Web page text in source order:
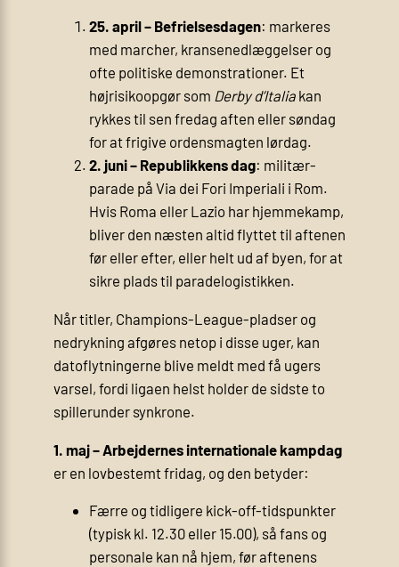
25. april – Befrielsesdagen: markeres
med marcher, kranse­nedlæggelser og
ofte politiske demonstrationer. Et
højrisiko­opgør som Derby d’Italiakan
rykkes til sen fredag aften eller søndag
for at frigive ordens­magten lørdag.
2. juni – Republikkens dag: militær­
parade på Via dei Fori Imperiali i Rom.
Hvis Roma eller Lazio har hjemmekamp,
bliver den næsten altid flyttet til aftenen
før eller efter, eller helt ud af byen, for at
sikre plads til parade­logistikken.
Når titler, Champions-League-pladser og
nedrykning afgøres netop i disse uger, kan
dato­flytningerne blive meldt med få ugers
varsel, fordi ligaen helst holder de sidste to
spillerunder synkrone.
1. maj – Arbejdernes internationale kampdag
er en lovbestemt fridag, og den betyder:
Færre og tidligere kick-off-tidspunkter
(typisk kl. 12.30 eller 15.00), så fans og
personale kan nå hjem, før aftenens